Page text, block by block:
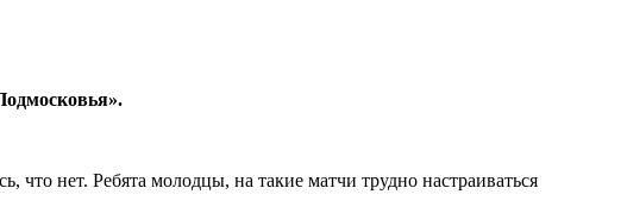
нет. Ребята молодцы, на такие матчи трудно настраиваться